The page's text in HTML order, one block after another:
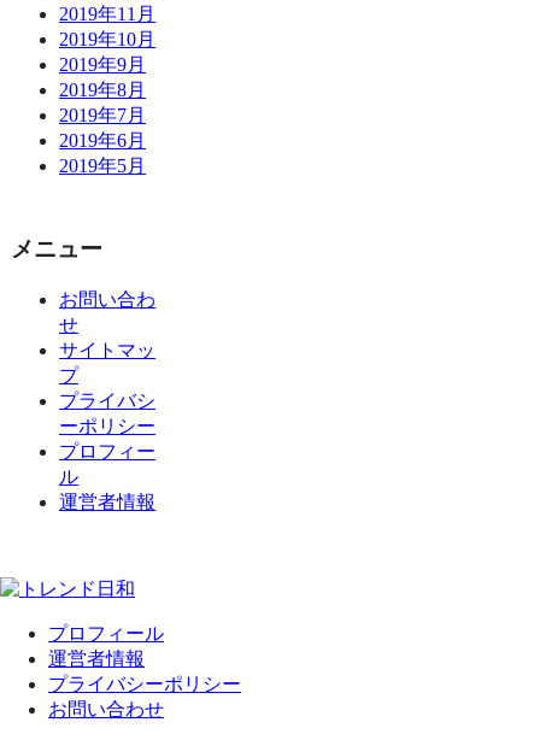
2019年11月
2019年10月
2019年9月
2019年8月
2019年7月
2019年6月
2019年5月
メニュー
お問い合わ
せ
サイトマッ
プ
プライバシ
ーポリシー
プロフィー
ル
運営者情報
プロフィール
運営者情報
プライバシーポリシー
お問い合わせ